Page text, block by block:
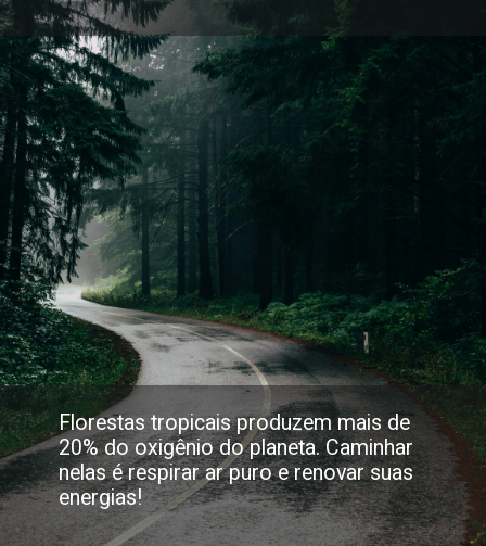
Florestas tropicais produzem mais de
20% do oxigênio do planeta. Caminhar
nelas é respirar ar puro e renovar suas
energias!